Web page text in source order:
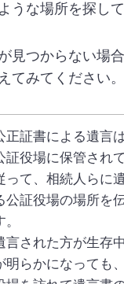
うな場所を探して
見つからない場
てみてください。
正証書による遺言
証役場に保管され
って、相続人らに
公証役場の場所を
言された方が生存
明らかになっても